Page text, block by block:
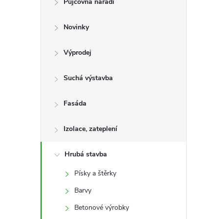
Novinky
Výprodej
Suchá výstavba
Fasáda
Izolace, zateplení
Hrubá stavba
Písky a štěrky
Barvy
Betonové výrobky